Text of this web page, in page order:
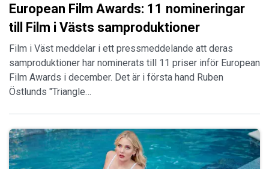
European Film Awards: 11 nomineringar
till Film i Västs samproduktioner
Film i Väst meddelar i ett pressmeddelande att deras
samproduktioner har nominerats till 11 priser inför European
Film Awards i december. Det är i första hand Ruben
Östlunds "Triangle…